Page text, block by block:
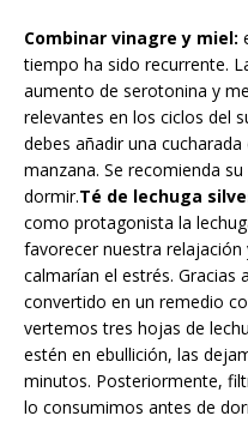
Combinar vinagre y miel:
tiempo ha sido recurrente.
aumento de serotonina y
relevantes en los ciclos del
debes añadir una
manzana. Se recomienda
dormir.Té de lechuga
como protagonista la
favorecer nuestra
calmarían el estrés. Gracias
convertido en un remedio
vertemos tres hojas de
estén en ebullición, las
minutos. Posteriormente,
lo consumimos antes de